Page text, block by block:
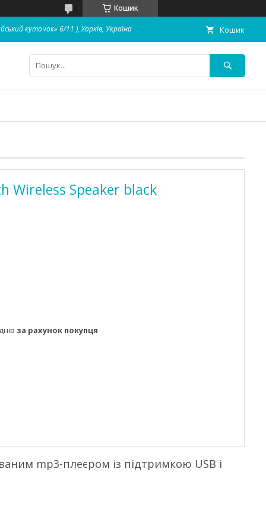
Кошик
куточок» 6/11 ), Харків, Україна Кошик
Wireless Speaker black
за рахунок покупця
mp3-плеєром із підтримкою USB і